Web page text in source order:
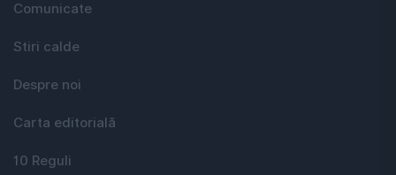
Comunicate
Stiri calde
Despre noi
Carta editorială
10 Reguli